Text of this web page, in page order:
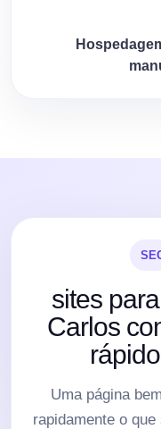
sites
Carlos
Uma página
rapidamente o